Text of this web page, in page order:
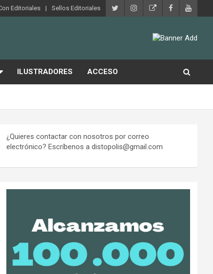
Editoriales Sellos Editoriales
ILUSTRADORES ACCESO
¿Quieres contactar con nosotros por correo
electrónico? Escríbenos a distopolis@gmail.com